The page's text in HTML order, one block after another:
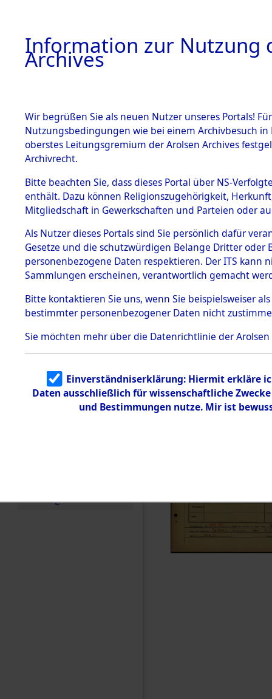
BESTÄNDE
1.
mente
5. Verschiedenes
5.3
Todesmärsche
5.3.1 Alliierte
Erhebungen
zu
Todesmärsch
en
5.3.2
Identifizierun
g
5.3.3
Todesmärsch
e
Dead -
Branch -
0168
Information zur Nutzung
Archives
Wir begrüßen Sie als neuen Nutzer unseres Portals!
Nutzungsbedingungen wie bei einem Archivbesuch
oberstes Leitungsgremium der Arolsen Archives
Archivrecht.
Bitte beachten Sie, dass dieses Portal über NS-
enthält. Dazu können Religionszugehörigkeit,
Mitgliedschaft in Gewerkschaften und Parteien oder
Als Nutzer dieses Portals sind Sie persönlich dafür
Gesetze und die schutzwürdigen Belange Dritter
personenbezogene Daten respektieren. Der ITS
Sammlungen erscheinen, verantwortlich gemacht
Bitte kontaktieren Sie uns, wenn Sie beispielsweiser
bestimmter personenbezogener Daten nicht
Sie möchten mehr über die Datenrichtlinie der Arolsen
Einverständniserklärung: Hiermit erkläre
Daten ausschließlich für wissenschaftliche
und Bestimmungen nutze. Mir ist